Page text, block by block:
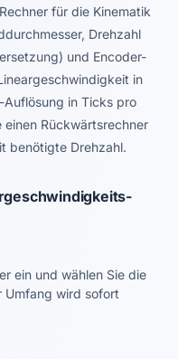
für die Kinematik
Drehzahl
und Encoder-
in
in Ticks pro
Rückwärtsrechner
benötigte Drehzahl.
ein und wählen Sie die
Umfang wird sofort